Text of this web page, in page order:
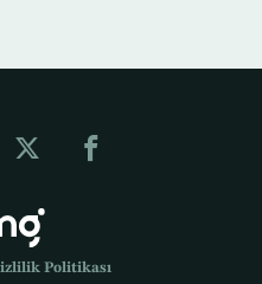
Politikası